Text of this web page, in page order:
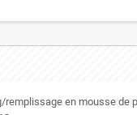
en mousse de